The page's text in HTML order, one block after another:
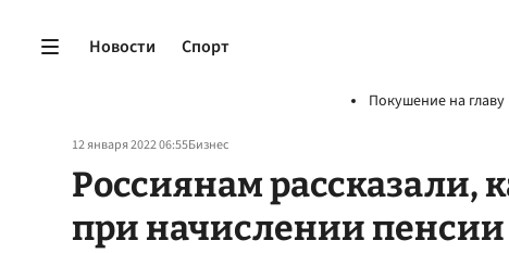
Новости Спорт
Покушение на
12 января 2022 06:55Бизнес
Россиянам рассказали,
при начислении пенсии